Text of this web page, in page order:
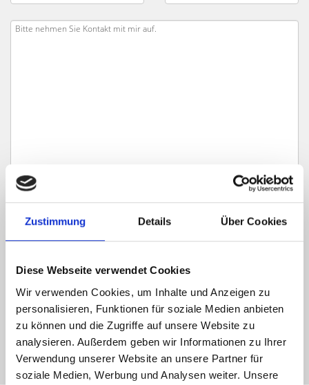
Zustimmung Details Über Cookies
Diese Webseite verwendet Cookies
Wir verwenden Cookies, um Inhalte und Anzeigen zu
personalisieren, Funktionen für soziale Medien anbieten
zu können und die Zugriffe auf unsere Website zu
analysieren. Außerdem geben wir Informationen zu Ihrer
Verwendung unserer Website an unsere Partner für
soziale Medien, Werbung und Analysen weiter. Unsere
Ich habe die Datenschutzerklärung
zur Kenntnis genommen. Ich stimme
zu, dass meine Angaben und Daten zur Beantwortung meiner Anfrage
elektronisch erhoben und gespeichert werden.
Hinweis: Sie können Ihre Einwilligung jederzeit für die Zukunft per E-Mail
* Pflichtfelder
Absenden